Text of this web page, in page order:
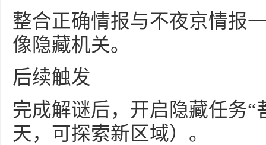
整合正确情报与不夜京情报
像隐藏机关。
后续触发
完成解谜后，开启隐藏任务“
天，可探索新区域）。